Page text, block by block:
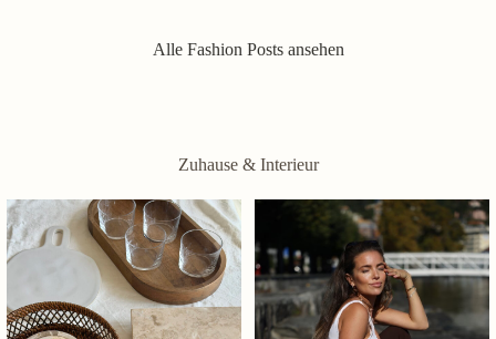
Alle Fashion Posts ansehen
Zuhause & Interieur